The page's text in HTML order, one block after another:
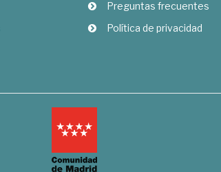
Preguntas frecuentes
Política de privacidad